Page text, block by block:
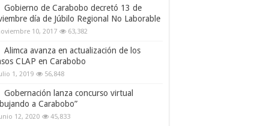
Gobierno de Carabobo decretó 13 de
día de Júbilo Regional No Laborable
10, 2017 63,382
Alimca avanza en actualización de los
CLAP en Carabobo
1, 2019 56,848
Gobernación lanza concurso virtual
a Carabobo”
12, 2020 45,833